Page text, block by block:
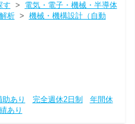
す > 電気・電子・機械・半導体
析> 機械・機構設計（自動
あり 完全週休2日制
年間休
あり